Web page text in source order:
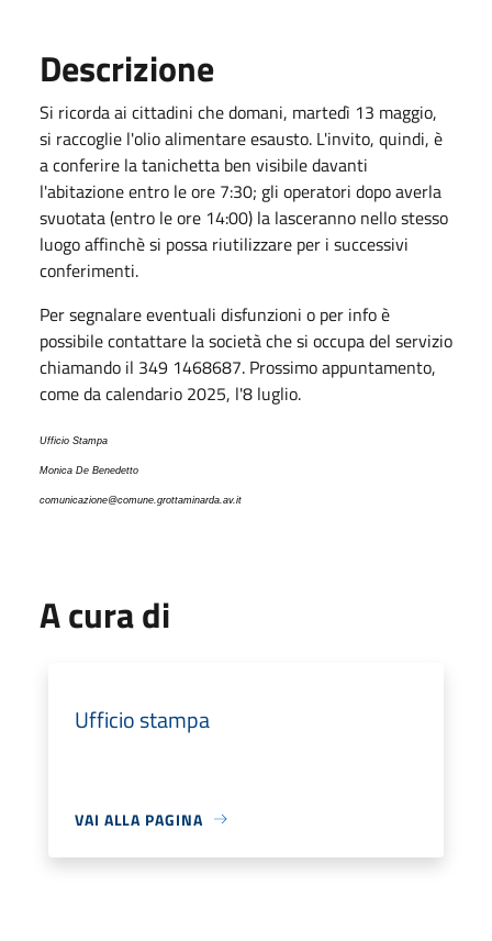
Descrizione
Si ricorda ai cittadini che domani, martedì 13 maggio,
si raccoglie l'olio alimentare esausto. L'invito, quindi, è
a conferire la tanichetta ben visibile davanti
l'abitazione entro le ore 7:30; gli operatori dopo averla
svuotata (entro le ore 14:00) la lasceranno nello stesso
luogo affinchè si possa riutilizzare per i successivi
conferimenti.
Per segnalare eventuali disfunzioni o per info è
possibile contattare la società che si occupa del servizio
chiamando il 349 1468687. Prossimo appuntamento,
come da calendario 2025, l'8 luglio.
Ufficio Stampa
Monica De Benedetto
comunicazione@comune.grottaminarda.av.it
A cura di
Ufficio stampa
VAI ALLA PAGINA